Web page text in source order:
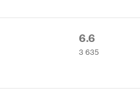
Рейтинг
Кинопоиска
6.6
3
635
3 635